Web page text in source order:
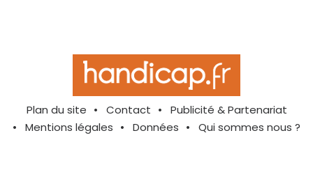
Plan du site Contact
Publicité & Partenariat
Mentions légales
Données Qui sommes nous ?